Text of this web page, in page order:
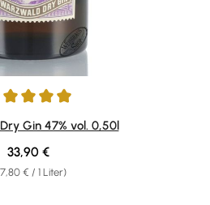
von 4.92 von 5 Sternen
Gin 47% vol. 0,50l
€ / 1 Liter)
Regulärer Preis:
33,90 €